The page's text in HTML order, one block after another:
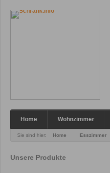
Home Wohnzimmer
Sie sind hier: Home Esszimmer
Unsere Produkte